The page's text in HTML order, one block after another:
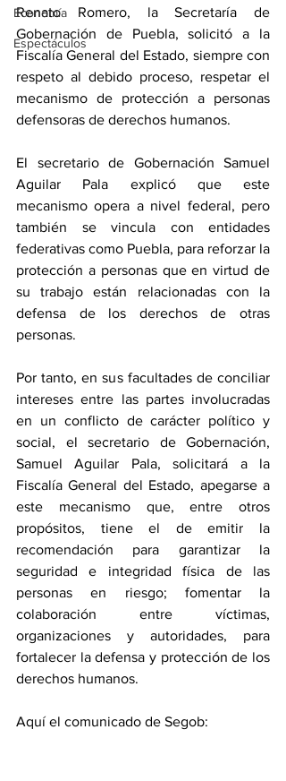
Economía
Espectáculos
Renato Romero, la Secretaría de
Gobernación de Puebla, solicitó a la
Fiscalía General del Estado, siempre con
respeto al debido proceso, respetar el
mecanismo de protección a personas
defensoras de derechos humanos.
El secretario de Gobernación Samuel
Aguilar Pala explicó que este
mecanismo opera a nivel federal, pero
también se vincula con entidades
federativas como Puebla, para reforzar la
protección a personas que en virtud de
su trabajo están relacionadas con la
defensa de los derechos de otras
personas.
Por tanto, en sus facultades de conciliar
intereses entre las partes involucradas
en un conflicto de carácter político y
social, el secretario de Gobernación,
Samuel Aguilar Pala, solicitará a la
Fiscalía General del Estado, apegarse a
este mecanismo que, entre otros
propósitos, tiene el de emitir la
recomendación para garantizar la
seguridad e integridad física de las
personas en riesgo; fomentar la
colaboración entre víctimas,
organizaciones y autoridades, para
fortalecer la defensa y protección de los
derechos humanos.
Aquí el comunicado de Segob: